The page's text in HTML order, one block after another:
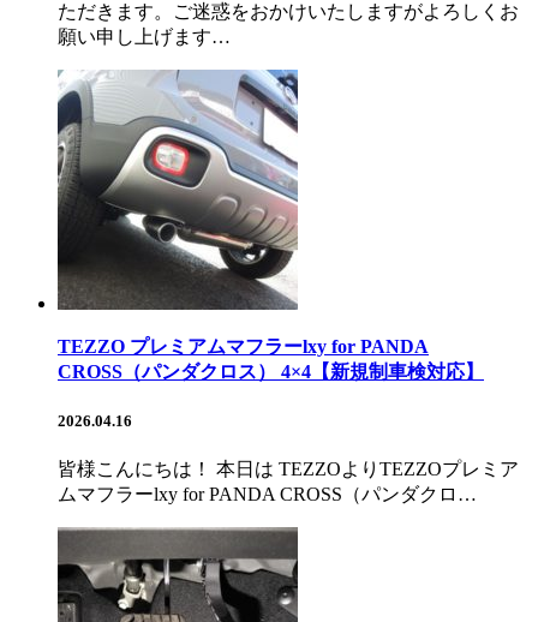
ただきます。ご迷惑をおかけいたしますがよろしくお
願い申し上げます…
TEZZO プレミアムマフラーlxy for PANDA
CROSS（パンダクロス） 4×4【新規制車検対応】
2026.04.16
皆様こんにちは！ 本日は TEZZOよりTEZZOプレミア
ムマフラーlxy for PANDA CROSS（パンダクロ…